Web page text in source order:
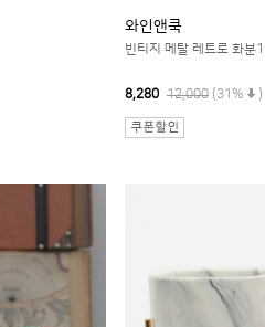
와인앤쿡
빈티지 메탈 레트로 화분
8,280 12,000 (31% )